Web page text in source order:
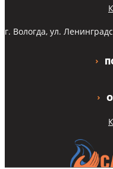
г. Вологда, ул.